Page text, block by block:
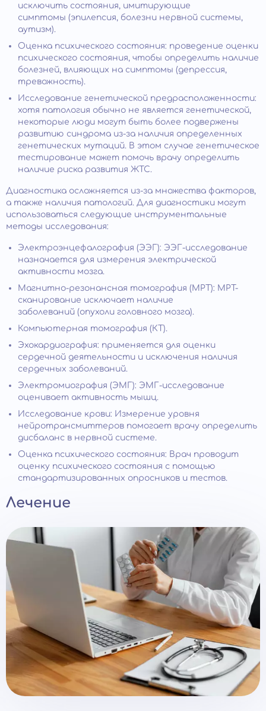
исключить состояния, имитирующие
симптомы (эпилепсия, болезни нервной системы,
аутизм).
Оценка психического состояния: проведение оценки
психического состояния, чтобы определить наличие
болезней, влияющих на симптомы (депрессия,
тревожность).
Исследование генетической предрасположенности:
хотя патология обычно не является генетической,
некоторые люди могут быть более подвержены
развитию синдрома из-за наличия определенных
генетических мутаций. В этом случае генетическое
тестирование может помочь врачу определить
наличие риска развития ЖТС.
Диагностика осложняется из-за множества факторов,
а также наличия патологий. Для диагностики могут
использоваться следующие инструментальные
методы исследования:
Электроэнцефалография (ЭЭГ): ЭЭГ-исследование
назначается для измерения электрической
активности мозга.
Магнитно-резонансная томография (МРТ): МРТ-
сканирование исключает наличие
заболеваний (опухоли головного мозга).
Компьютерная томография (КТ).
Эхокардиография: применяется для оценки
сердечной деятельности и исключения наличия
сердечных заболеваний.
Электромиография (ЭМГ): ЭМГ-исследование
оценивает активность мышц.
Исследование крови: Измерение уровня
нейротрансмиттеров помогает врачу определить
дисбаланс в нервной системе.
Оценка психического состояния: Врач проводит
оценку психического состояния с помощью
стандартизированных опросников и тестов.
Лечение